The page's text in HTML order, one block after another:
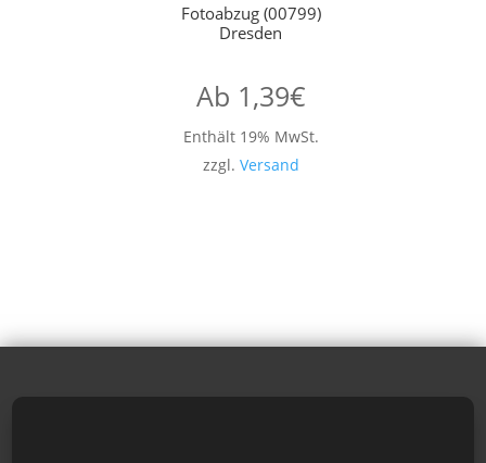
Fotoabzug (00799)
Dresden
Ab 1,39€
Enthält 19% MwSt.
zzgl. Versand